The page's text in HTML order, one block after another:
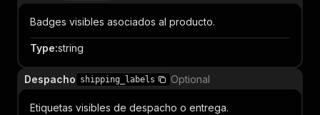
Badges visibles asociados al producto.
Type:string
Despacho shipping_labels Optional
Etiquetas visibles de despacho o entrega.